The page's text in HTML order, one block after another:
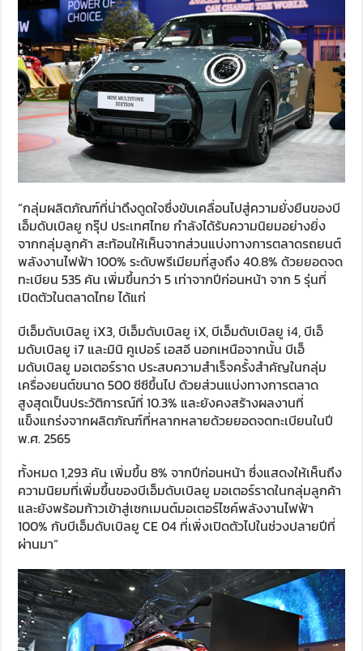
“กลุ่มผลิตภัณฑ์ที่น่าดึงดูดใจซึ่งขับเคลื่อนไปสู่ความยั่งยืนของบี
เอ็มดับเบิลยู กรุ๊ป ประเทศไทย กำลังได้รับความนิยมอย่างยิ่ง
จากกลุ่มลูกค้า สะท้อนให้เห็นจากส่วนแบ่งทางการตลาดรถยนต์
พลังงานไฟฟ้า 100% ระดับพรีเมียมที่สูงถึง 40.8% ด้วยยอดจด
ทะเบียน 535 คัน เพิ่มขึ้นกว่า 5 เท่าจากปีก่อนหน้า จาก 5 รุ่นที่
เปิดตัวในตลาดไทย ได้แก่
บีเอ็มดับเบิลยู iX3, บีเอ็มดับเบิลยู iX, บีเอ็มดับเบิลยู i4, บีเอ็
มดับเบิลยู i7 และมินิ คูเปอร์ เอสอี นอกเหนือจากนั้น บีเอ็
มดับเบิลยู มอเตอร์ราด ประสบความสำเร็จครั้งสำคัญในกลุ่ม
เครื่องยนต์ขนาด 500 ซีซีขึ้นไป ด้วยส่วนแบ่งทางการตลาด
สูงสุดเป็นประวัติการณ์ที่ 10.3% และยังคงสร้างผลงานที่
แข็งแกร่งจากผลิตภัณฑ์ที่หลากหลายด้วยยอดจดทะเบียนในปี
พ.ศ. 2565
ทั้งหมด 1,293 คัน เพิ่มขึ้น 8% จากปีก่อนหน้า ซึ่งแสดงให้เห็นถึง
ความนิยมที่เพิ่มขึ้นของบีเอ็มดับเบิลยู มอเตอร์ราดในกลุ่มลูกค้า
และยังพร้อมก้าวเข้าสู่เซกเมนต์มอเตอร์ไซค์พลังงานไฟฟ้า
100% กับบีเอ็มดับเบิลยู CE 04 ที่เพิ่งเปิดตัวไปในช่วงปลายปีที่
ผ่านมา”